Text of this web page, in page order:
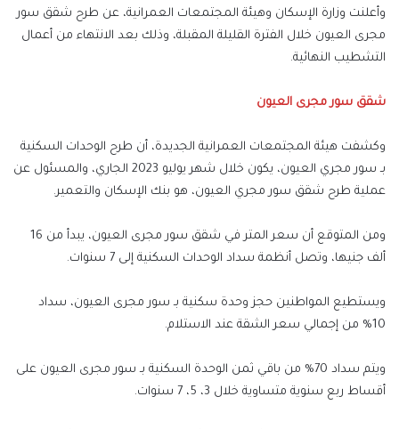
وأعلنت وزارة الإسكان وهيئة المجتمعات العمرانية، عن طرح شقق سور
مجرى العيون خلال الفترة القليلة المقبلة، وذلك بعد الانتهاء من أعمال
التشطيب النهائية.
شقق سور مجرى العيون
وكشفت هيئة المجتمعات العمرانية الجديدة، أن طرح الوحدات السكنية
بـ سور مجري العيون، يكون خلال شهر يوليو 2023 الجاري، والمسئول عن
عملية طرح شقق سور مجري العيون، هو بنك الإسكان والتعمير.
ومن المتوقع أن سعر المتر في شقق سور مجرى العيون، يبدأ من 16
ألف جنيها، وتصل أنظمة سداد الوحدات السكنية إلى 7 سنوات.
ويستطيع المواطنين حجز وحدة سكنية بـ سور مجرى العيون، سداد
10% من إجمالي سعر الشقة عند الاستلام.
ويتم سداد 70% من باقي ثمن الوحدة السكنية بـ سور مجرى العيون على
أقساط ربع سنوية متساوية خلال 3، 5، 7 سنوات.